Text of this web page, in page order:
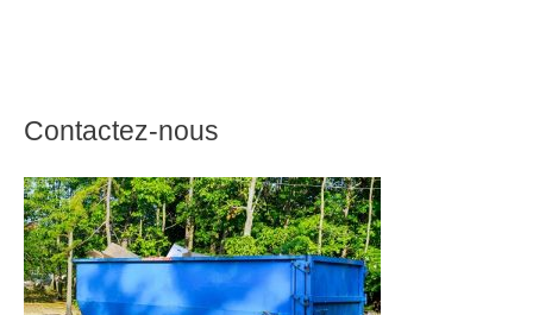
Contactez-nous